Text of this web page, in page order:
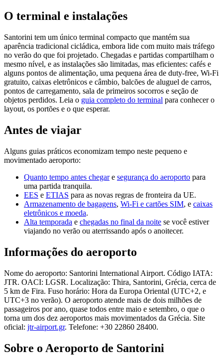
O terminal e instalações
Santorini tem um único terminal compacto que mantém sua
aparência tradicional cicládica, embora lide com muito mais tráfego
no verão do que foi projetado. Chegadas e partidas compartilham o
mesmo nível, e as instalações são limitadas, mas eficientes: cafés e
alguns pontos de alimentação, uma pequena área de duty-free, Wi-Fi
gratuito, caixas eletrônicos e câmbio, balcões de aluguel de carros,
pontos de carregamento, sala de primeiros socorros e seção de
objetos perdidos. Leia o guia completo do terminal para conhecer o
layout, os portões e o que esperar.
Antes de viajar
Alguns guias práticos economizam tempo neste pequeno e
movimentado aeroporto:
Quanto tempo antes chegare segurança do aeroporto para
uma partida tranquila.
EES e ETIAS para as novas regras de fronteira da UE.
Armazenamento de bagagens, Wi-Fi e cartões SIM, e caixas
eletrônicos e moeda.
Alta temporada e chegadas no final da noite se você estiver
viajando no verão ou aterrissando após o anoitecer.
Informações do aeroporto
Nome do aeroporto: Santorini International Airport. Código IATA:
JTR. OACI: LGSR. Localização: Thira, Santorini, Grécia, cerca de
5 km de Fira. Fuso horário: Hora da Europa Oriental (UTC+2, e
UTC+3 no verão). O aeroporto atende mais de dois milhões de
passageiros por ano, quase todos entre maio e setembro, o que o
torna um dos dez aeroportos mais movimentados da Grécia. Site
oficial: jtr-airport.gr. Telefone: +30 22860 28400.
Sobre o Aeroporto de Santorini